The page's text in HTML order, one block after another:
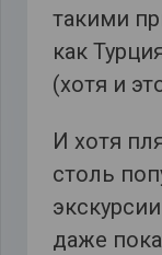
такими
как
(хотя и
И хотя
столь
даже